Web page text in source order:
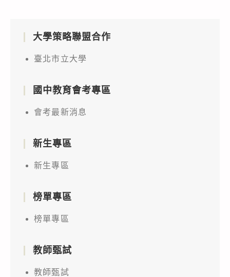
大學策略聯盟合作
臺北市立大學
國中教育會考專區
會考最新消息
新生專區
新生專區
榜單專區
榜單專區
教師甄試
教師甄試